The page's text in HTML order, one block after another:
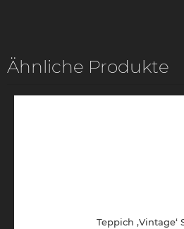
Ähnliche Produkte
Teppich ‚Vintage‘